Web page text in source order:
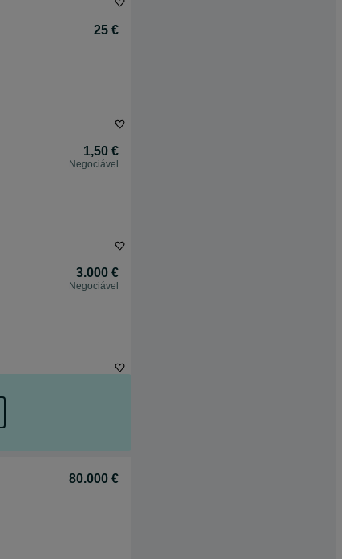
25 €
1,50 €
Negociável
3.000 €
Negociável
80.000 €